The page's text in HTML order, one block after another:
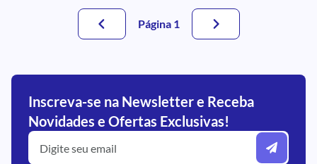
Página 1
Inscreva-se na Newsletter e Receba
Novidades e Ofertas Exclusivas!